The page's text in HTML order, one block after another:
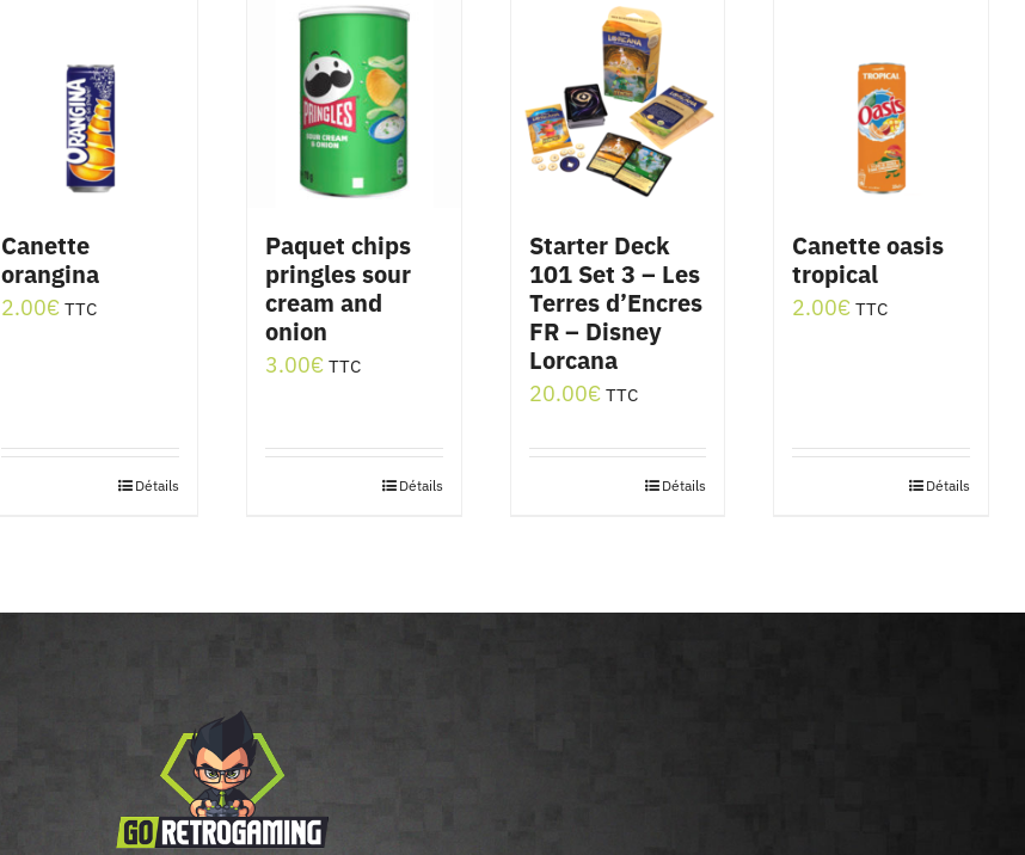
Canette
orangina
2.00€ TTC
Détails
Paquet chips
pringles sour
cream and
onion
3.00€ TTC
Détails
Starter Deck
101 Set 3 – Les
Terres d’Encres
FR – Disney
Lorcana
20.00€ TTC
Détails
Canette oasis
tropical
2.00€ TTC
Détails